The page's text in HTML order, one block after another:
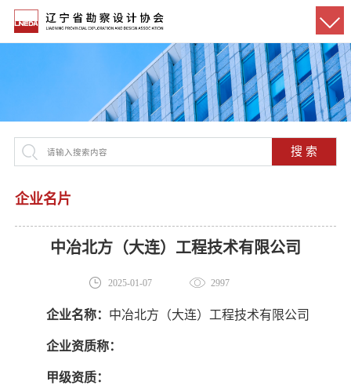
搜 索
企业名片
中冶北方（大连）工程技术有限公司
2025-01-07 2997
企业名称： 中冶北方（大连）工程技术有限公司
企业资质称：
甲级资质：